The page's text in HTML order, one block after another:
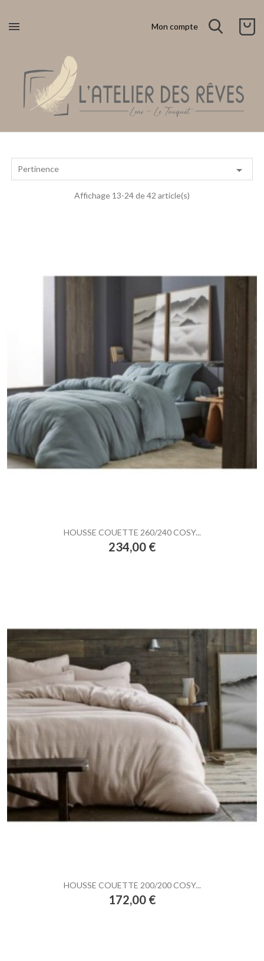
 Mon compte
Pertinence 
Affichage 13-24 de 42 article(s)
HOUSSE COUETTE 260/240 COSY...
Prix
234,00 €
HOUSSE COUETTE 200/200 COSY...
Prix
172,00 €